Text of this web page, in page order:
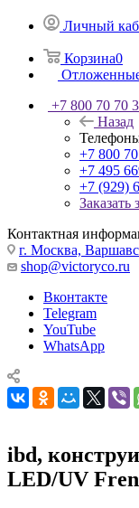
Личный
Корзина0
+7 800 70 70
Назад
+7 800
+7 495
+7 (929)
Заказать
Контактная
г. Москва,
shop@victoryco.ru
Вконтакте
Telegram
YouTube
WhatsApp
ibd,
LED/UV